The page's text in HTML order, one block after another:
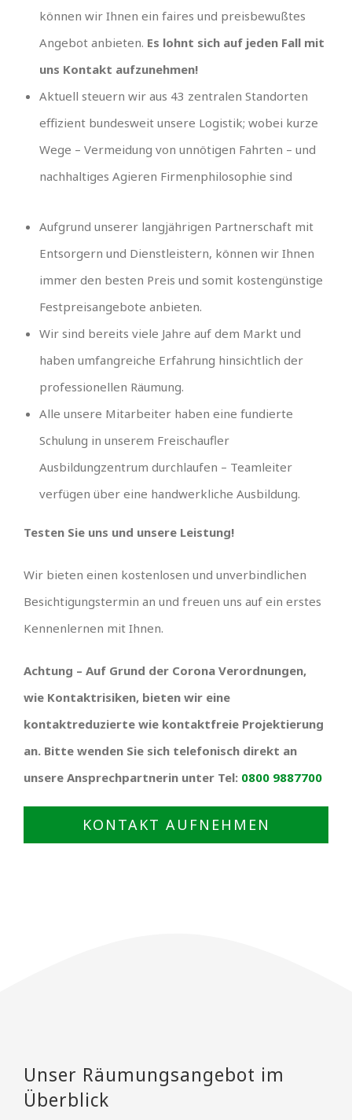
können wir Ihnen ein faires und preisbewußtes
Angebot anbieten. Es lohnt sich auf jeden Fall mit
uns Kontakt aufzunehmen!
Aktuell steuern wir aus 43 zentralen Standorten
effizient bundesweit unsere Logistik; wobei kurze
Wege – Vermeidung von unnötigen Fahrten – und
nachhaltiges Agieren Firmenphilosophie sind
Aufgrund unserer langjährigen Partnerschaft mit
Entsorgern und Dienstleistern, können wir Ihnen
immer den besten Preis und somit kostengünstige
Festpreisangebote anbieten.
Wir sind bereits viele Jahre auf dem Markt und
haben umfangreiche Erfahrung hinsichtlich der
professionellen Räumung.
Alle unsere Mitarbeiter haben eine fundierte
Schulung in unserem Freischaufler
Ausbildungzentrum durchlaufen – Teamleiter
verfügen über eine handwerkliche Ausbildung.
Testen Sie uns und unsere Leistung!
Wir bieten einen kostenlosen und unverbindlichen
Besichtigungstermin an und freuen uns auf ein erstes
Kennenlernen mit Ihnen.
Achtung – Auf Grund der Corona Verordnungen,
wie Kontaktrisiken, bieten wir eine
kontaktreduzierte wie kontaktfreie Projektierung
an. Bitte wenden Sie sich telefonisch direkt an
unsere Ansprechpartnerin unter Tel: 0800 9887700
KONTAKT AUFNEHMEN
Unser Räumungsangebot im
Überblick